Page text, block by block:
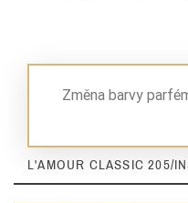
Změna barvy
L'AMOUR CLASSIC 205/